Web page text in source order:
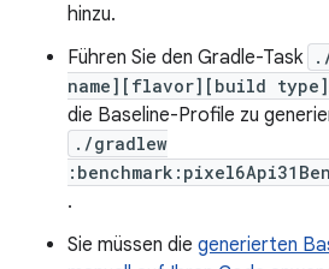
hinzu.
Führen Sie den Gradle-Task
name][flavor][build
die Baseline-Profile zu
./gradlew
.
Sie müssen die generierten